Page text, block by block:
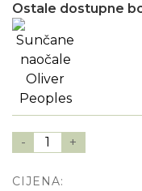
Ostale dostupne
- 1 +
CIJENA: